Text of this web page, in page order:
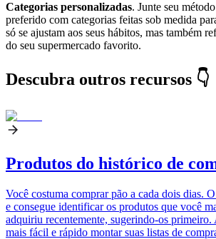
Categorias personalizadas. Junte seu
preferido com categorias feitas sob medida
só se ajustam aos seus hábitos, mas também
do seu supermercado favorito.
Descubra outros recursos 👇
Produtos do histórico de
Você costuma comprar pão a cada dois dias.
e consegue identificar os produtos que você
adquiriu recentemente, sugerindo-os
mais fácil e rápido montar suas listas de